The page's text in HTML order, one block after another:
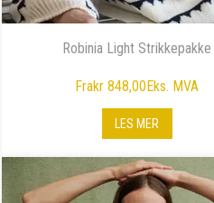
Robinia Light Strikkepakke
Frakr 848,00Eks. MVA
LES MER